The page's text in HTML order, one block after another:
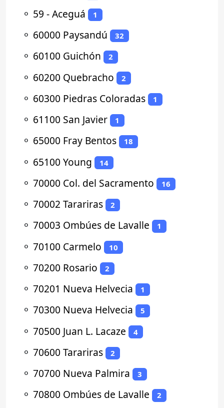
⚬ 59 - Aceguá 1
⚬ 60000 Paysandú 32
⚬ 60100 Guichón 2
⚬ 60200 Quebracho 2
⚬ 60300 Piedras Coloradas 1
⚬ 61100 San Javier 1
⚬ 65000 Fray Bentos 18
⚬ 65100 Young 14
⚬ 70000 Col. del Sacramento 16
⚬ 70002 Tarariras 2
⚬ 70003 Ombúes de Lavalle 1
⚬ 70100 Carmelo 10
⚬ 70200 Rosario 2
⚬ 70201 Nueva Helvecia 1
⚬ 70300 Nueva Helvecia 5
⚬ 70500 Juan L. Lacaze 4
⚬ 70600 Tarariras 2
⚬ 70700 Nueva Palmira 3
⚬ 70800 Ombúes de Lavalle 2